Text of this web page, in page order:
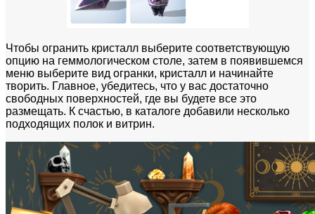
Чтобы огранить кристалл выберите соответствующую
опцию на геммологическом столе, затем в появившемся
меню выберите вид огранки, кристалл и начинайте
творить. Главное, убедитесь, что у вас достаточно
свободных поверхностей, где вы будете все это
размещать. К счастью, в каталоге добавили несколько
подходящих полок и витрин.